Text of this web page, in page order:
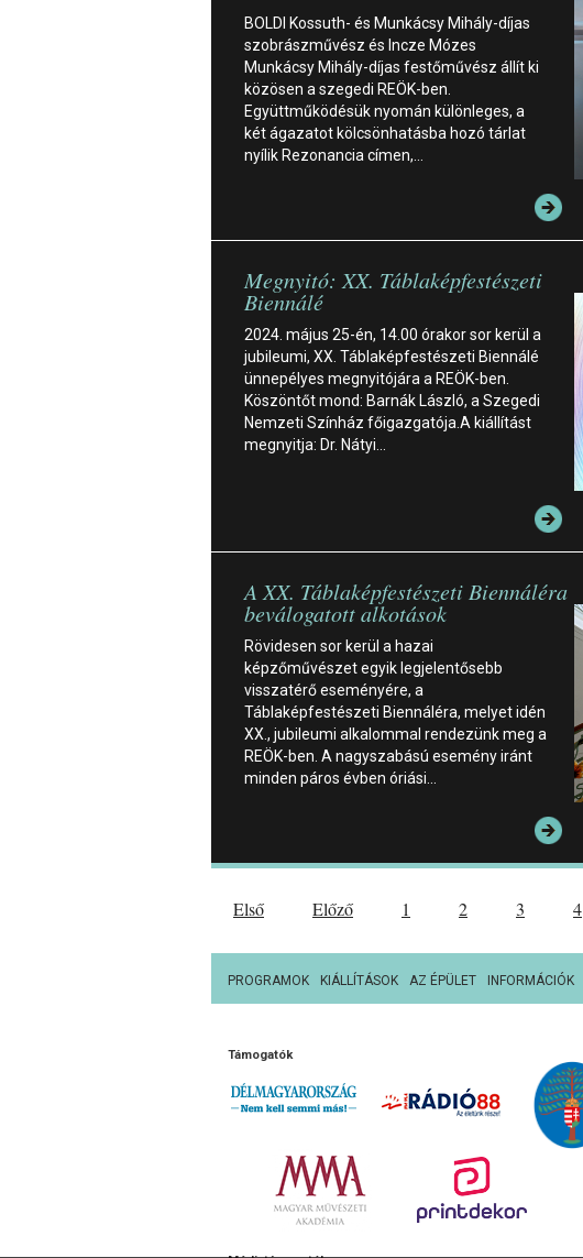
BOLDI Kossuth- és Munkácsy Mihály-díjas
szobrászművész és Incze Mózes
Munkácsy Mihály-díjas festőművész állít ki
közösen a szegedi REÖK-ben.
Együttműködésük nyomán különleges, a
két ágazatot kölcsönhatásba hozó tárlat
nyílik Rezonancia címen,…
Megnyitó: XX. Táblaképfestészeti
Biennálé
2024. május 25-én, 14.00 órakor sor kerül a
jubileumi, XX. Táblaképfestészeti Biennálé
ünnepélyes megnyitójára a REÖK-ben.
Köszöntőt mond: Barnák László, a Szegedi
Nemzeti Színház főigazgatója.A kiállítást
megnyitja: Dr. Nátyi…
A XX. Táblaképfestészeti Biennáléra
beválogatott alkotások
Rövidesen sor kerül a hazai
képzőművészet egyik legjelentősebb
visszatérő eseményére, a
Táblaképfestészeti Biennáléra, melyet idén
XX., jubileumi alkalommal rendezünk meg a
REÖK-ben. A nagyszabású esemény iránt
minden páros évben óriási…
Első Előző 1 2 3 4
PROGRAMOK KIÁLLÍTÁSOK AZ ÉPÜLET INFORMÁCIÓK
Támogatók